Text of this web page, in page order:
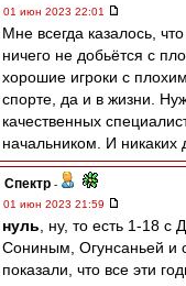
01 июн 2023 22:01
Мне всегда казалось,
ничего не добьётся с
хорошие игроки с
спорте, да и в жизни.
качественных
начальником. И никаких
Спектр -
01 июн 2023 21:59
нуль , ну, то есть 1-18 с
Сониным, Огунсаньей и
показали, что все эти